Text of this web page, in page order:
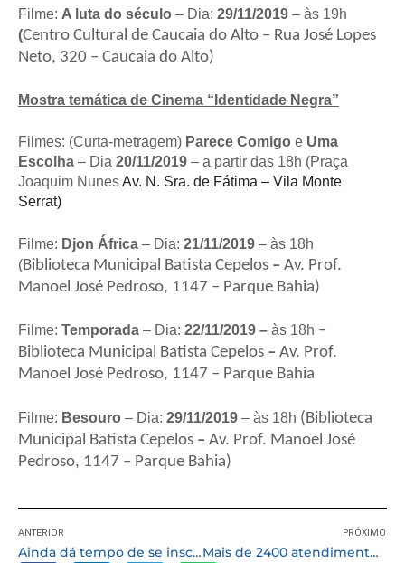
Filme: A luta do século – Dia: 29/11/2019 – às 19h
(Centro Cultural de Caucaia do Alto – Rua José Lopes
Neto, 320 – Caucaia do Alto)
Mostra temática de Cinema “Identidade Negra”
Filmes: (Curta-metragem) Parece Comigo e Uma
Escolha – Dia 20/11/2019 – a partir das 18h (Praça
Joaquim NunesAv. N. Sra. de Fátima – Vila Monte
Serrat)
Filme: Djon África – Dia: 21/11/2019 – às 18h
(Biblioteca Municipal Batista Cepelos – Av. Prof.
Manoel José Pedroso, 1147 – Parque Bahia)
Filme: Temporada – Dia: 22/11/2019 – às 18h –
Biblioteca Municipal Batista Cepelos – Av. Prof.
Manoel José Pedroso, 1147 – Parque Bahia
Filme: Besouro – Dia: 29/11/2019 – às 18h (Biblioteca
Municipal Batista Cepelos – Av. Prof. Manoel José
Pedroso, 1147 – Parque Bahia)
ANTERIOR
Ainda dá tempo de se inscrever para o curso “Política democracia e cidadania” que acontece nos dias 6 7 e 8/11
PRÓXIMO
Mais de 2400 atendimentos são feitos durante o ‘Outubro Rosa’